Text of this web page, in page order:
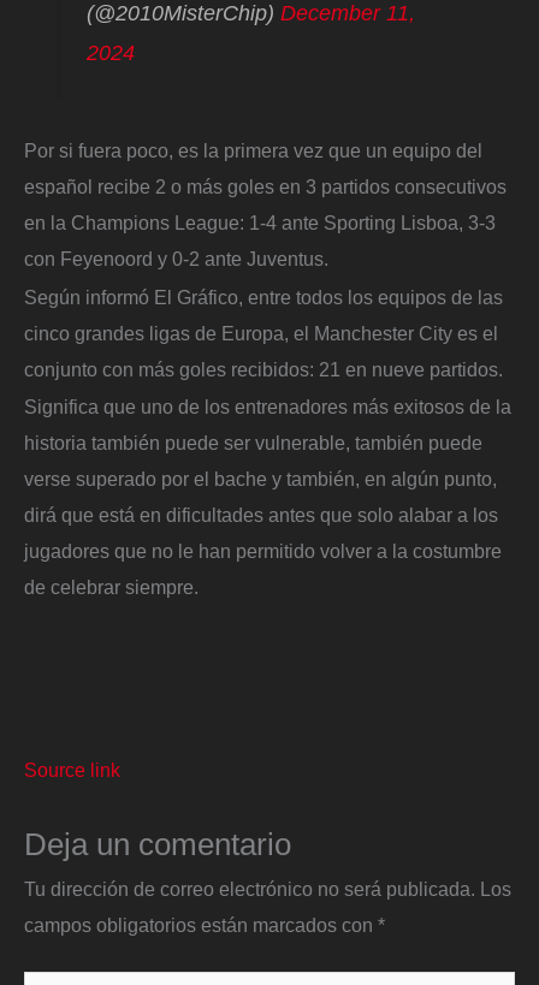
(@2010MisterChip)December 11,
2024
Por si fuera poco, es la primera vez que un equipo del
español recibe 2 o más goles en 3 partidos consecutivos
en la Champions League: 1-4 ante Sporting Lisboa, 3-3
con Feyenoord y 0-2 ante Juventus.
Según informó El Gráfico, entre todos los equipos de las
cinco grandes ligas de Europa, el Manchester City es el
conjunto con más goles recibidos: 21 en nueve partidos.
Significa que uno de los entrenadores más exitosos de la
historia también puede ser vulnerable, también puede
verse superado por el bache y también, en algún punto,
dirá que está en dificultades antes que solo alabar a los
jugadores que no le han permitido volver a la costumbre
de celebrar siempre.
Source link
Deja un comentario
Tu dirección de correo electrónico no será publicada. Los
campos obligatorios están marcados con *